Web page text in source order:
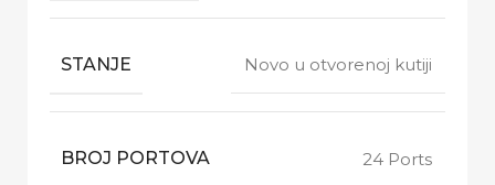
STANJE Novo u otvorenoj kutiji
BROJ PORTOVA 24 Ports